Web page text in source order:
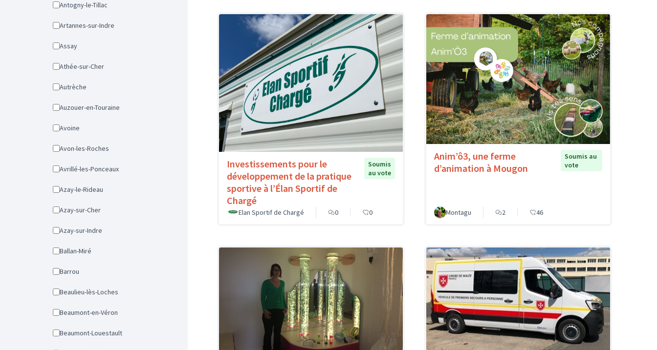
Antogny-le-Tillac
Artannes-sur-Indre
Assay
Athée-sur-Cher
Autrèche
Auzouer-en-Touraine
Avoine
Avon-les-Roches
Avrillé-les-Ponceaux
Azay-le-Rideau
Azay-sur-Cher
Azay-sur-Indre
Ballan-Miré
Barrou
Beaulieu-lès-Loches
Beaumont-en-Véron
Beaumont-Louestault
Investissements pour le
développement de la pratique
sportive à l’Élan Sportif de
Chargé
Soumis
au vote
Elan Sportif de Chargé 0 0
Anim’ô3, une ferme
d’animation à Mougon
Soumis au
vote
Montagu 2 46